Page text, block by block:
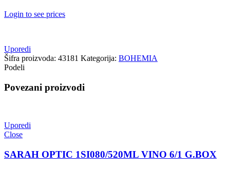
Login to see prices
Uporedi
Šifra proizvoda: 43181 Kategorija: BOHEMIA
Podeli
Povezani proizvodi
Uporedi
Close
SARAH OPTIC 1SI080/520ML VINO 6/1 G.BOX